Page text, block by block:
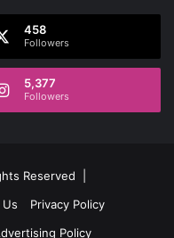
458
Followers
5,377
Followers
Reserved |
Privacy Policy
Policy